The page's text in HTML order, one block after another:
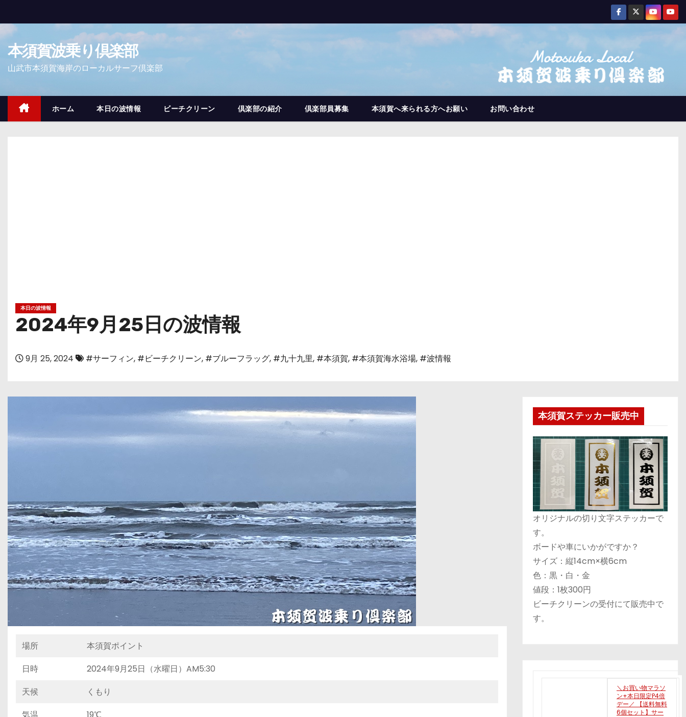
ン
テ
ッ
本須賀波乗り倶楽部
山武市本須賀海岸のローカルサーフ倶楽部
ホーム 本日の波情報 ビーチクリーン 倶楽部の紹介 倶楽部員募集 本須賀へ来られる方へお願い お問い合わせ
本日の波情報
2024年9月25日の波情報
9月 25, 2024 #サーフィン, #ビーチクリーン, #ブルーフラッグ, #九十九里, #本須賀, #本須賀海水浴場, #波情報
場所
本須賀ポイント
日時
2024年9月25日（水曜日）AM5:30
天候
くもり
本須賀ステッカー販売中
オリジナルの切り文字ステッカーで
す。
ボードや車にいかがですか？
サイズ：縦14cm×横6cm
色：黒・白・金
値段：1枚300円
ビーチクリーンの受付にて販売中で
す。
＼お買い物マラソ
ン+本日限定P4倍
デー／ 【送料無料
6個セット】サー